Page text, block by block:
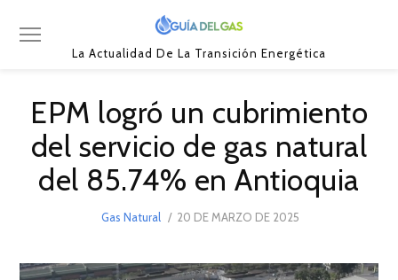
La Actualidad De La Transición Energética
EPM logró un cubrimiento
del servicio de gas natural
del 85.74% en Antioquia
Gas Natural
POSTED
20 DE MARZO DE 2025
DE